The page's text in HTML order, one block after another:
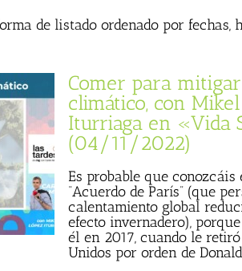
de listado ordenado por fechas,
Comer para
climático, con
Iturriaga en «Vida
(04/11/2022)
Es probable que conozcáis
“Acuerdo de París” (que
calentamiento global
efecto invernadero),
él en 2017, cuando le
Unidos por orden de